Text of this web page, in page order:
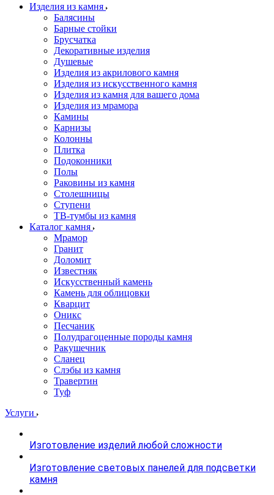
Изделия из камня
Балясины
Барные стойки
Брусчатка
Декоративные изделия
Душевые
Изделия из акрилового камня
Изделия из искусственного камня
Изделия из камня для вашего дома
Изделия из мрамора
Камины
Карнизы
Колонны
Плитка
Подоконники
Полы
Раковины из камня
Столешницы
Ступени
ТВ-тумбы из камня
Каталог камня
Мрамор
Гранит
Доломит
Известняк
Искусственный камень
Камень для облицовки
Кварцит
Оникс
Песчаник
Полудрагоценные породы камня
Ракушечник
Сланец
Слэбы из камня
Травертин
Туф
Услуги
Изготовление изделий любой сложности
Изготовление световых панелей для подсветки
камня